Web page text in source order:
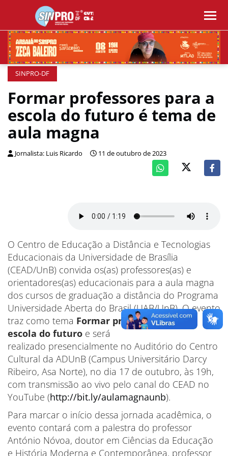
SINPRO-DF
Formar professores para a
escola do futuro é tema de
aula magna
Jornalista: Luis Ricardo 11 de outubro de 2023
O Centro de Educação a Distância e Tecnologias
Educacionais da Universidade de Brasília
(CEAD/UnB) convida os(as) professores(as) e
orientadores(as) educacionais para a aula magna
dos cursos de graduação a distância do Programa
Universidade Aberta do Brasil (UAB/UnB). O evento
traz como tema Formar professores para a
escola do futuro e será
realizado presencialmente no Auditório do Centro
Cultural da ADUnB (Campus Universitário Darcy
Ribeiro, Asa Norte), no dia 17 de outubro, às 19h,
com transmissão ao vivo pelo canal do CEAD no
YouTube (http://bit.ly/aulamagnaunb).
Para marcar o início dessa jornada acadêmica, o
evento contará com a palestra do professor
António Nóvoa, doutor em Ciências da Educação
e História Moderna e Contemporânea, professor